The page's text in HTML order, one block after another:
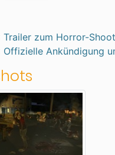
Trailer zum Horror-
Offizielle Ankündigung